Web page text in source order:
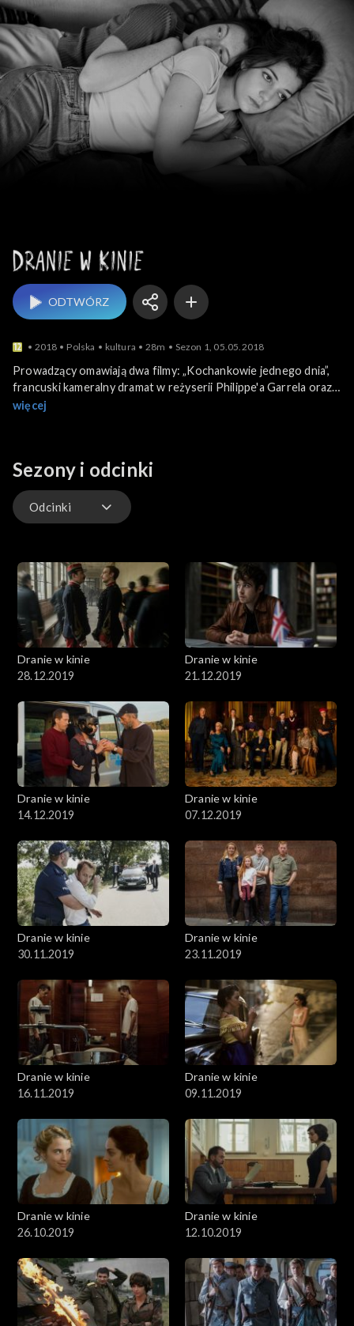
Dranie w kinie
ODTWÓRZ
2018 Polska kultura 28m Sezon 1, 05.05.2018
Prowadzący omawiają dwa filmy: „Kochankowie jednego dnia”,
francuski kameralny dramat w reżyserii Philippe'a Garrela oraz
„Paweł, apostoł Chrystusa”, biblijny obraz Andrew Hyatta.
więcej
Sezony i odcinki
Odcinki
Dranie w kinie
28.12.2019
Dranie w kinie
21.12.2019
Dranie w kinie
14.12.2019
Dranie w kinie
07.12.2019
Dranie w kinie
30.11.2019
Dranie w kinie
23.11.2019
Dranie w kinie
16.11.2019
Dranie w kinie
09.11.2019
Dranie w kinie
26.10.2019
Dranie w kinie
12.10.2019